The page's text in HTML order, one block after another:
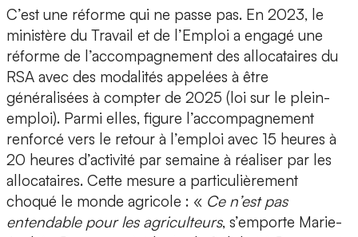
C’est une réforme qui ne passe pas. En 2023, le
ministère du Travail et de l’Emploi a engagé une
réforme de l’accompagnement des allocataires du
RSA avec des modalités appelées à être
généralisées à compter de 2025 (loi sur le plein-
emploi). Parmi elles, figure l’accompagnement
renforcé vers le retour à l’emploi avec 15 heures à
20 heures d’activité par semaine à réaliser par les
allocataires. Cette mesure a particulièrement
choqué le monde agricole : « Ce n’est pas
entendable pour les agriculteurs, s’emporte Marie-